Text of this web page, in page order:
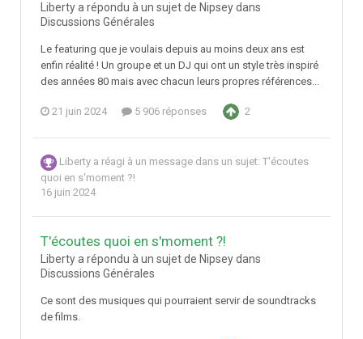
Liberty a répondu à un sujet de Nipsey dans
Discussions Générales
Le featuring que je voulais depuis au moins deux ans est
enfin réalité ! Un groupe et un DJ qui ont un style très inspiré
des années 80 mais avec chacun leurs propres références...
21 juin 2024 5 906 réponses 2
Liberty a réagi à un message dans un sujet: T'écoutes
quoi en s'moment ?!
16 juin 2024
T'écoutes quoi en s'moment ?!
Liberty a répondu à un sujet de Nipsey dans
Discussions Générales
Ce sont des musiques qui pourraient servir de soundtracks
de films.